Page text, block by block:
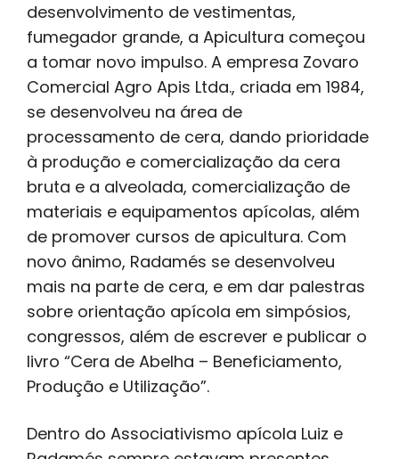
desenvolvimento de vestimentas,
fumegador grande, a Apicultura começou
a tomar novo impulso. A empresa Zovaro
Comercial Agro Apis Ltda., criada em 1984,
se desenvolveu na área de
processamento de cera, dando prioridade
à produção e comercialização da cera
bruta e a alveolada, comercialização de
materiais e equipamentos apícolas, além
de promover cursos de apicultura. Com
novo ânimo, Radamés se desenvolveu
mais na parte de cera, e em dar palestras
sobre orientação apícola em simpósios,
congressos, além de escrever e publicar o
livro “Cera de Abelha – Beneficiamento,
Produção e Utilização”.
Dentro do Associativismo apícola Luiz e